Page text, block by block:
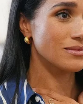
Ne umanjujte svoju
Ključ
da u narednim
dugo opterećivao.